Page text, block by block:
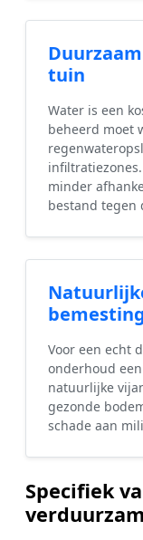
tuin
Water is een
beheerd moet
minder
bestand tegen
bemesting
Voor een echt
onderhoud
natuurlijke
gezonde
schade aan
Specifiek